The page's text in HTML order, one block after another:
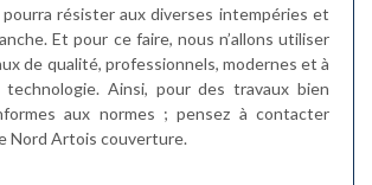
résister aux diverses intempéries et
Et pour ce faire, nous n’allons utiliser
de qualité, professionnels, modernes et à
Ainsi, pour des travaux bien
aux normes ; pensez à contacter
Nord Artois couverture.